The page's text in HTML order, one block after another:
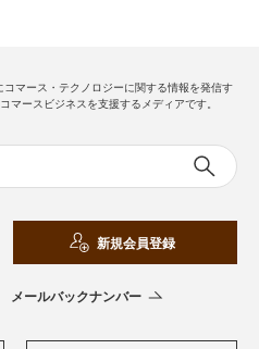
コマース・テクノロジーに関する情報を発信す
マースビジネスを支援するメディアです。
新規会員登録
メールバックナンバー